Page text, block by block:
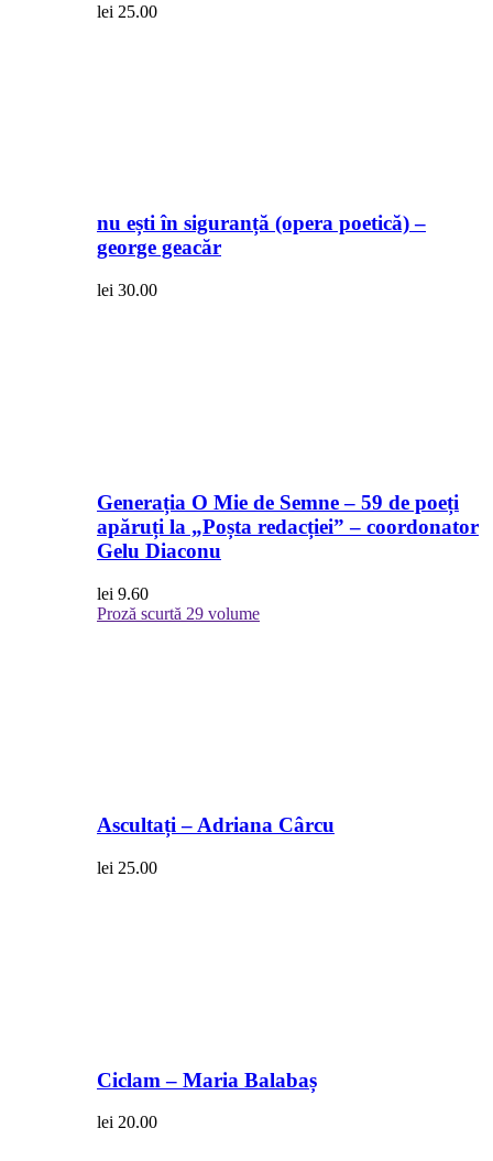
lei 25.00
nu ești în siguranță (opera poetică) –
george geacăr
lei 30.00
Generația O Mie de Semne – 59 de poeți
apăruți la „Poșta redacției” – coordonator
Gelu Diaconu
lei 9.60
Proză scurtă 29 volume
Ascultați – Adriana Cârcu
lei 25.00
Ciclam – Maria Balabaș
lei 20.00